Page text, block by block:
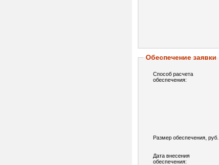
Обеспечение заявки
Способ расчета
обеспечения:
Размер обеспечения,
Дата внесения
обеспечения: